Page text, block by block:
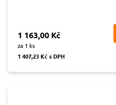
1 163,00 Kč
za 1 ks
1 407,23 Kč s DPH